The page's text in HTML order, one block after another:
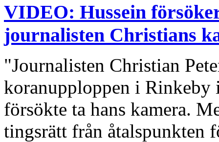
VIDEO: Hussein
journalisten Christians
"Journalisten Christian
koranupploppen i Rinkeby
försökte ta hans kamera.
tingsrätt från åtalspunkten